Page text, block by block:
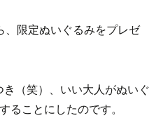
、限定ぬいぐるみをプレゼ
（笑）、いい大人がぬいぐ
ることにしたのです。